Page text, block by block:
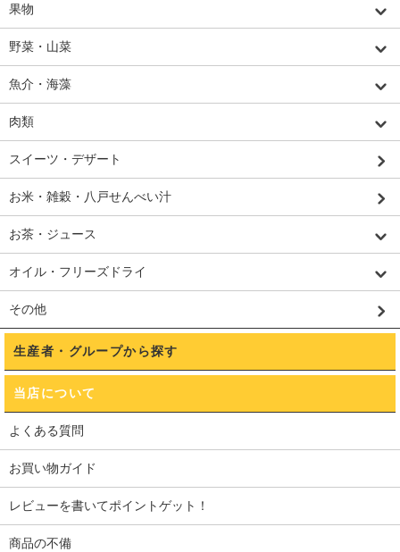
果物
野菜・山菜
魚介・海藻
肉類
スイーツ・デザート
お米・雑穀・八戸せんべい汁
お茶・ジュース
オイル・フリーズドライ
その他
生産者・グループから探す
当店について
よくある質問
お買い物ガイド
レビューを書いてポイントゲット！
商品の不備